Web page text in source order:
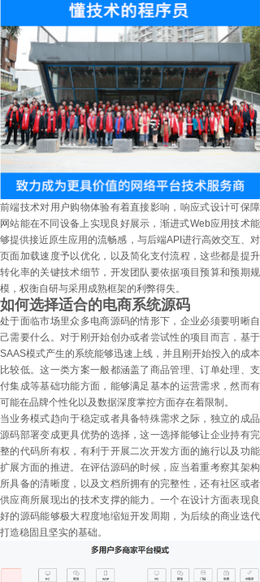
前端技术对用户购物体验有着直接影响，响应式设计可保障
网站能在不同设备上实现良好展示，渐进式Web应用技术能
够提供接近原生应用的流畅感，与后端API进行高效交互、对
页面加载速度予以优化，以及简化支付流程，这些都是提升
转化率的关键技术细节，开发团队要依据项目预算和预期规
模，权衡自研与采用成熟框架的利弊得失。
如何选择适合的电商系统源码
处于面临市场里众多电商源码的情形下，企业必须要明晰自
己需要什么。对于刚开始创办或者尝试性的项目而言，基于
SAAS模式产生的系统能够迅速上线，并且刚开始投入的成本
比较低。这一类方案一般都涵盖了商品管理、订单处理、支
付集成等基础功能方面，能够满足基本的运营需求，然而有
可能在品牌个性化以及数据深度掌控方面存在着限制。
当业务模式趋向于稳定或者具备特殊需求之际，独立的成品
源码部署变成更具优势的选择，这一选择能够让企业持有完
整的代码所有权，有利于开展二次开发方面的施行以及功能
扩展方面的推进。在评估源码的时候，应当着重考察其架构
所具备的清晰度，以及文档所拥有的完整性，还有社区或者
供应商所展现出的技术支撑的能力。一个在设计方面表现良
好的源码能够极大程度地缩短开发周期，为后续的商业迭代
打造稳固且坚实的基础。